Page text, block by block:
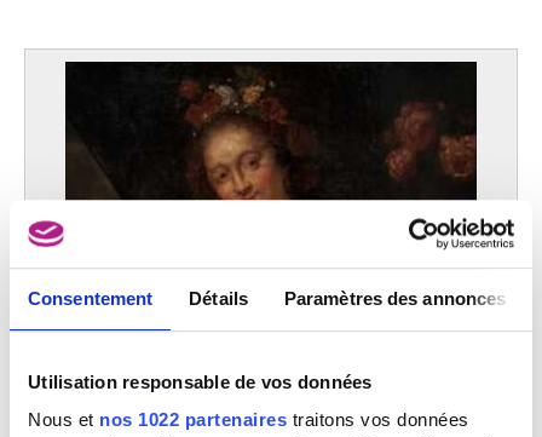
Consentement Détails Paramètres des annonces
Utilisation responsable de vos données
Nous et nos 1022 partenaires traitons vos données